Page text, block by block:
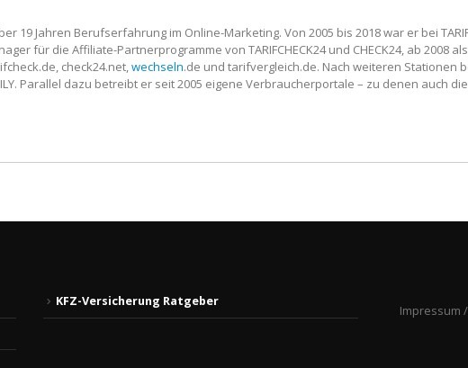
19 Jahren Berufserfahrung im Online-Marketing. Von 2005 bis 2018 war er bei
für die Affiliate-Partnerprogramme von TARIFCHECK24 und CHECK24, ab 2008
check24.net,wechseln.de und tarifvergleich.de. Nach weiteren Stationen
Parallel dazu betreibt er seit 2005 eigene Verbraucherportale – zu denen auch
KFZ-Versicherung Ratgeber
Impressum